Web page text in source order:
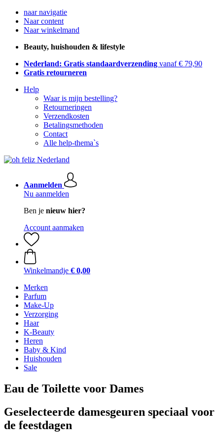
naar navigatie
Naar content
Naar winkelmand
Beauty, huishouden & lifestyle
Nederland: Gratis standaardverzending vanaf € 79,90
Gratis retourneren
Help
Waar is mijn bestelling?
Retourneringen
Verzendkosten
Betalingsmethoden
Contact
Alle help-thema`s
Aanmelden
Nu aanmelden
Ben je nieuw hier?
Account aanmaken
Winkelmandje € 0,00
Merken
Parfum
Make-Up
Verzorging
Haar
K-Beauty
Heren
Baby & Kind
Huishouden
Sale
Eau de Toilette voor Dames
Geselecteerde damesgeuren speciaal voor
de feestdagen